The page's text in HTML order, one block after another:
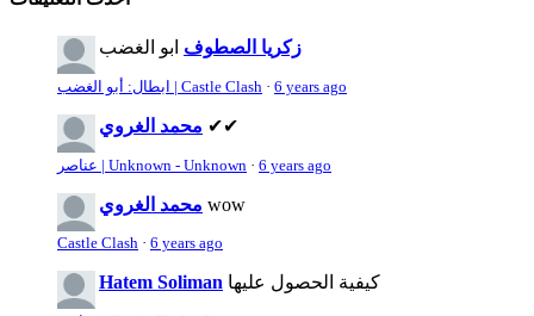
زكريا الصطوف ابو الغضب
ابطال: أبو الغضب | Castle Clash · 6 years ago
محمد الغروي ✔✔
عناصر | Unknown - Unknown · 6 years ago
محمد الغروي wow
Castle Clash · 6 years ago
Hatem Soliman كيفية الحصول عليها